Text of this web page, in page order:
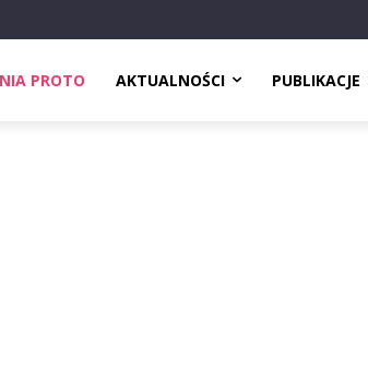
PROTO AKTUALNOŚCI PUBLIKACJE